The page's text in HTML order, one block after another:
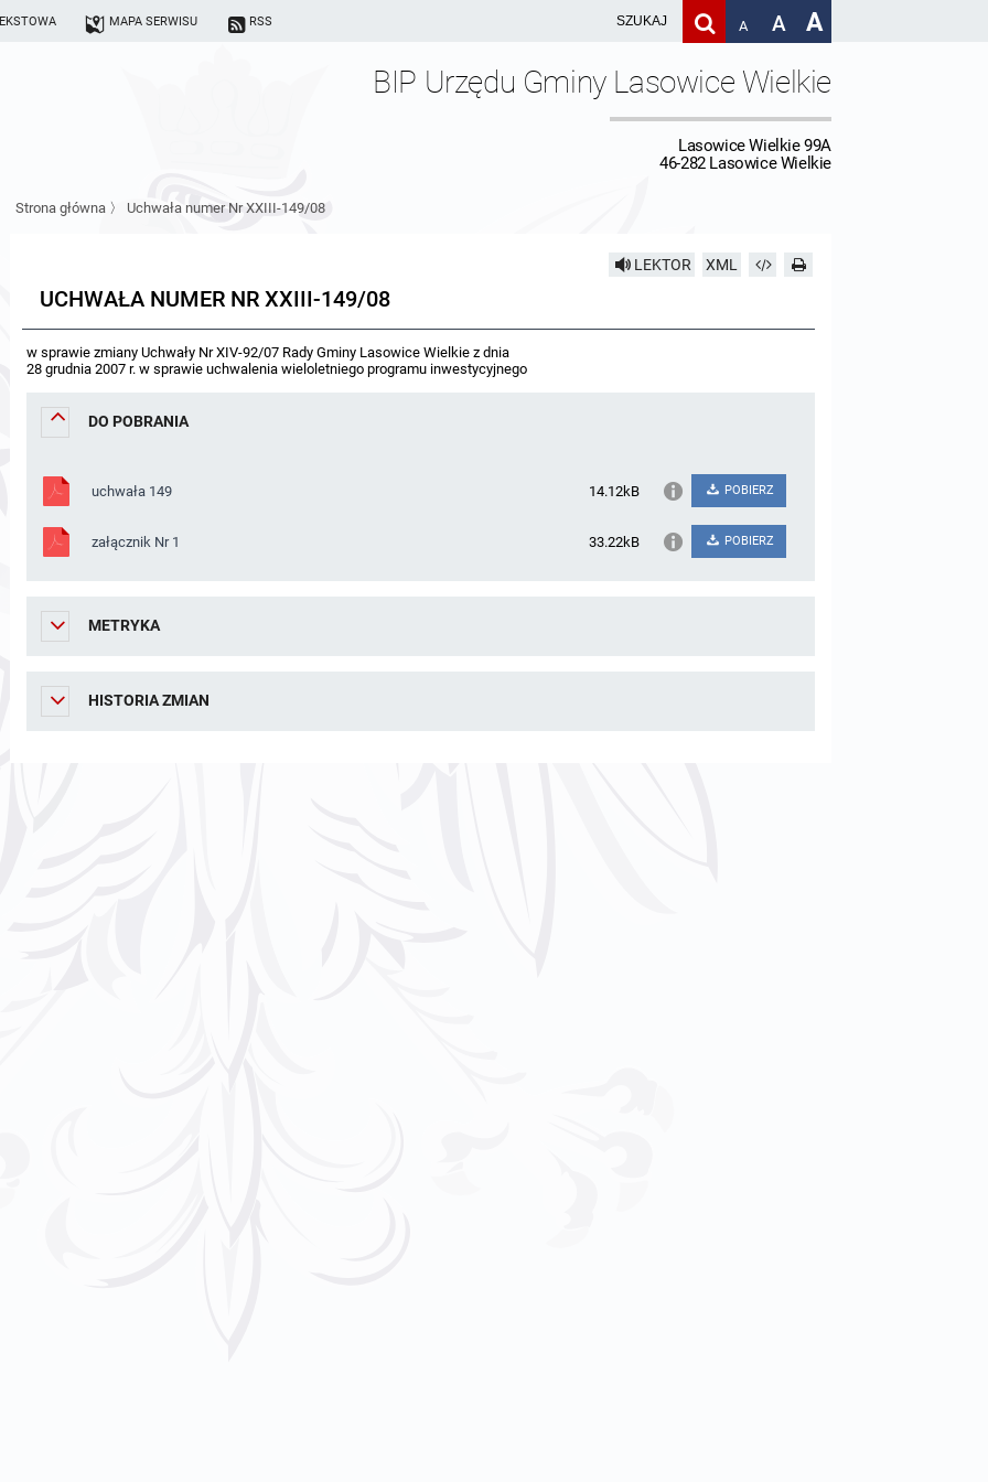
MAPA SERWISU RSS A A A
BIP Urzędu Gminy Lasowice Wielkie
Lasowice Wielkie 99A
46-282 Lasowice Wielkie
Strona główna 〉 Uchwała numer Nr XXIII-149/08
LEKTOR XML
UCHWAŁA NUMER NR XXIII-149/08
w sprawie zmiany Uchwały Nr XIV-92/07 Rady Gminy Lasowice Wielkie z dnia
28 grudnia 2007 r. w sprawie uchwalenia wieloletniego programu inwestycyjnego
DO POBRANIA
uchwała 149 14.12kB POBIERZ
załącznik Nr 1 33.22kB POBIERZ
METRYKA
HISTORIA ZMIAN